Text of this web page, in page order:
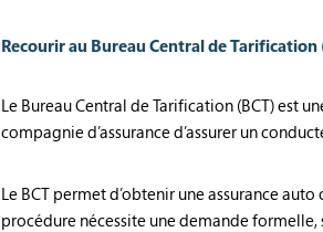
Recourir au Bureau Central de Tarification
Le Bureau Central de Tarification (BCT) est
compagnie d’assurance d’assurer un
Le BCT permet d’obtenir une assurance
procédure nécessite une demande formelle,